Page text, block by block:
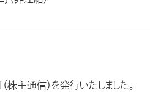
主通信）を発行いたしました。